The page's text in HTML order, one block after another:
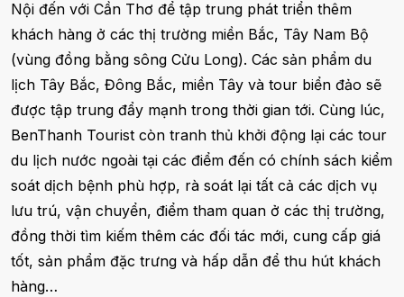
Nội đến với Cần Thơ để tập trung phát triển thêm
khách hàng ở các thị trường miền Bắc, Tây Nam Bộ
(vùng đồng bằng sông Cửu Long). Các sản phẩm du
lịch Tây Bắc, Đông Bắc, miền Tây và tour biển đảo sẽ
được tập trung đẩy mạnh trong thời gian tới. Cùng lúc,
BenThanh Tourist còn tranh thủ khởi động lại các tour
du lịch nước ngoài tại các điểm đến có chính sách kiểm
soát dịch bệnh phù hợp, rà soát lại tất cả các dịch vụ
lưu trú, vận chuyển, điểm tham quan ở các thị trường,
đồng thời tìm kiếm thêm các đối tác mới, cung cấp giá
tốt, sản phẩm đặc trưng và hấp dẫn để thu hút khách
hàng…